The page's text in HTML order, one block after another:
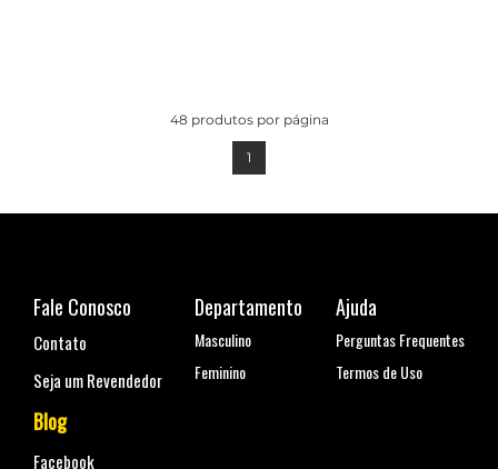
48 produtos por página
1
Fale Conosco
Contato
Seja um Revendedor
Blog
Facebook
Departamento
Masculino
Feminino
Ajuda
Perguntas Frequentes
Termos de Uso